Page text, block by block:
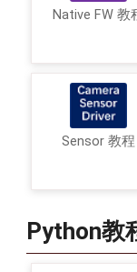
Native FW 教
Sensor 教程
Python教